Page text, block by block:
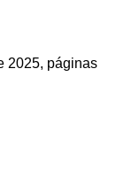
2025, páginas